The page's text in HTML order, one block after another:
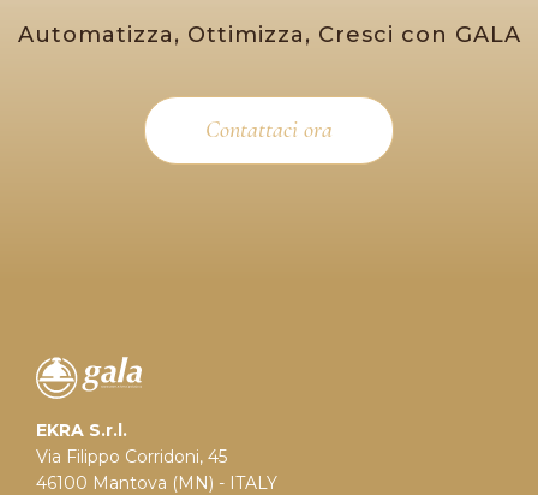
Automatizza, Ottimizza, Cresci con GALA
Contattaci ora
EKRA S.r.l.
Via Filippo Corridoni, 45
46100 Mantova (MN) - ITALY